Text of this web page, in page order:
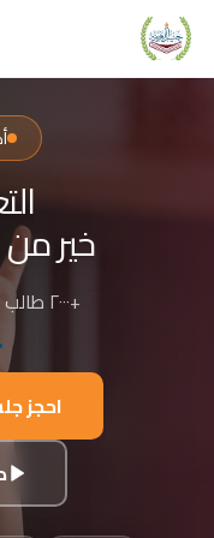
أكاديمية جيل العربية – Jeel Alarabiya Academy
أكاديمية جيل العربية هي منصة تعليمية عبر الإنترنت تأسست عام 2023، متخصصة في
ما الذي تقدمه الأكاديمية؟
تعليم اللغة العربية
تجويد وحفظ القرآن
الدراسات الإسلامية والتربية
اللغة الإنجليزية والفرنسية
البرمجة وعلم الفلك والفنون
تفاصيل الدراسة
الفئات العمرية المستهدفة: من 4 سنوات حتى
شكل التعليم: مجموعات صغيرة 3-5 طلاب، أو
اللغات المستخدمة في
الشريحة 2 من 4: التعلم عن بُعد خير من البعد عن التعليم
خير من
+٢٠٠٠ طالب من ٣١+ دولة حول العالم
احجز